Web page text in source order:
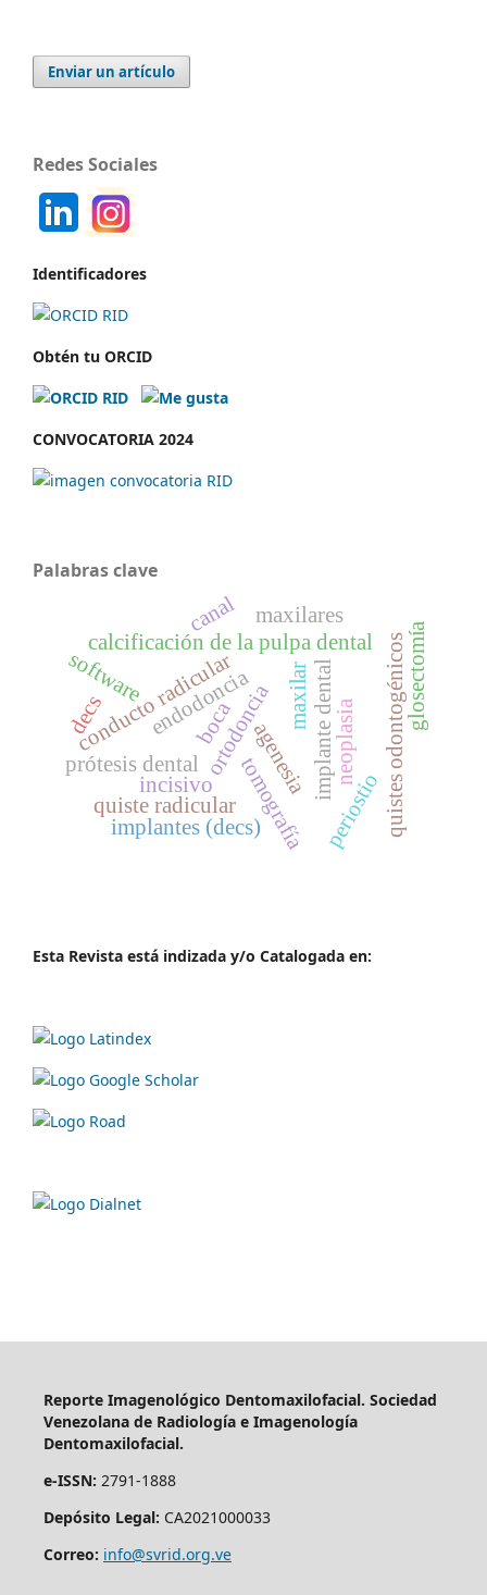
Enviar un artículo
Redes Sociales
Identificadores
Obtén tu ORCID
CONVOCATORIA 2024
Palabras clave
agenesia
ortodoncia implante dental
prótesis dental
incisivo
conducto radicular
calcificación de la pulpa dental
quiste radicular quistes odontogénicos
endodoncia maxilar
canal
tomografía
implantes (decs)
neoplasia
periostio
software glosectomía
boca
decs
maxilares
Esta Revista está indizada y/o Catalogada en:
Reporte Imagenológico Dentomaxilofacial. Sociedad
Venezolana de Radiología e Imagenología
Dentomaxilofacial.
e-ISSN: 2791-1888
Depósito Legal: CA2021000033
Correo: info@svrid.org.ve